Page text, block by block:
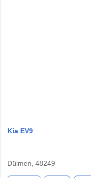
Kia EV9
Dülmen, 48249